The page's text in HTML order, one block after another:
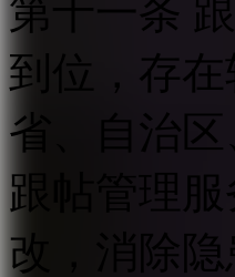
第十一条
到位，存
省、自治
跟帖管理
改，消除隐